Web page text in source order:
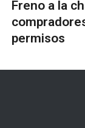
Freno a la
permisos